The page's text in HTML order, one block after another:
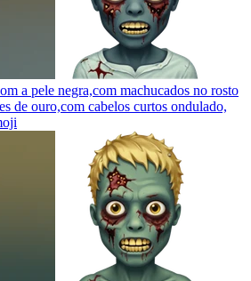
a pele negra,com machucados no rosto
de ouro,com cabelos curtos ondulado,